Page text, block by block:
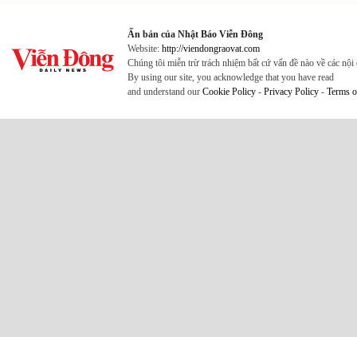
Ấn bản của Nhật Báo Viễn Đông
Website: http://viendongraovat.com
Chúng tôi miễn trừ trách nhiệm bất cứ vấn đề nào về các
By using our site, you acknowledge that you have read
and understand our Cookie Policy - Privacy Policy - Terms